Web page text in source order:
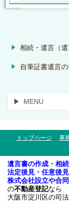
相続・遺言（
自筆証書遺言
MENU
トップページ 事
遺言書の作成・相
法定後見・任意後
株式会社設立や合
の不動産登記なら
大阪市淀川区の司